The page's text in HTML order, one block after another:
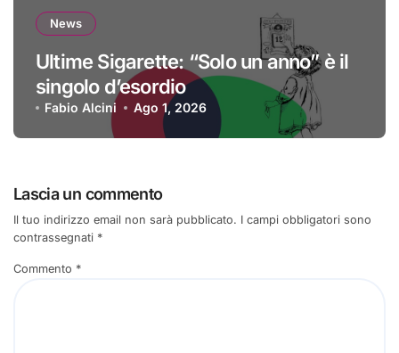
News
Ultime Sigarette: “Solo un anno” è il
singolo d’esordio
Fabio Alcini Ago 1, 2026
Lascia un commento
Il tuo indirizzo email non sarà pubblicato. I campi obbligatori sono
contrassegnati *
Commento *